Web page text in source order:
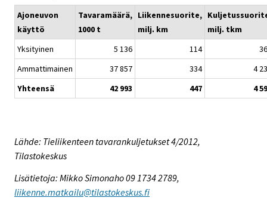
Ajoneuvon
käyttö
Tavaramäärä,
1000 t
Liikennesuorite,
milj. km
milj. tkm
Yksityinen
5 136 114
Ammattimainen
37 857 334
4
Yhteensä
42 993 447 4
Lähde: Tieliikenteen tavarankuljetukset 4/2012,
Tilastokeskus
Lisätietoja: Mikko Simonaho 09 1734 2789,
liikenne.matkailu@tilastokeskus.fi